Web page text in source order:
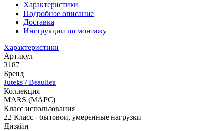
Характеристики
Подробное описание
Доставка
Инструкции по монтажу
Характеристики
Артикул
3187
Бренд
Juteks / Beaulieu
Коллекция
MARS (МАРС)
Класс использования
22 Класс - бытовой, умеренные нагрузки
Дизайн